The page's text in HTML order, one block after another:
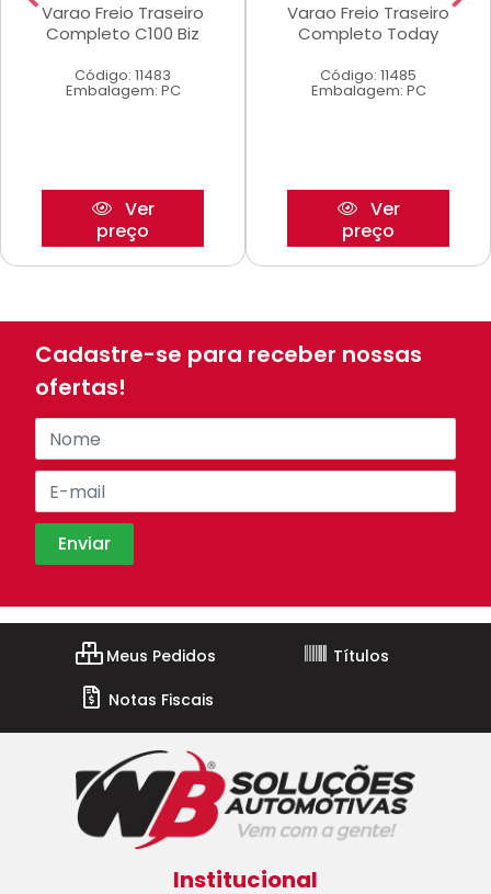
Varao Freio Traseiro
Completo C100 Biz
Código: 11483
Embalagem: PC
Ver
preço
Varao Freio Traseiro
Completo Today
Código: 11485
Embalagem: PC
Ver
preço
Cadastre-se para receber nossas
ofertas!
Meus Pedidos
Títulos
Notas Fiscais
Institucional